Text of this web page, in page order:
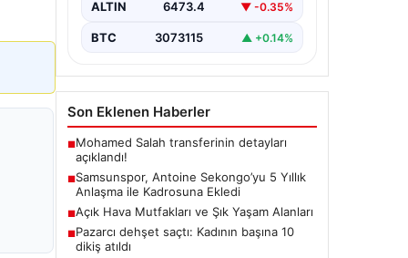
Dunkerque forması giyen…
ALTIN 6473.4 ▼ -0.35%
BTC 3073115 ▲ +0.14%
Son Eklenen Haberler
■Mohamed Salah transferinin detayları
açıklandı!
■Samsunspor, Antoine Sekongo’yu 5 Yıllık
Anlaşma ile Kadrosuna Ekledi
■Açık Hava Mutfakları ve Şık Yaşam Alanları
■Pazarcı dehşet saçtı: Kadının başına 10
dikiş atıldı